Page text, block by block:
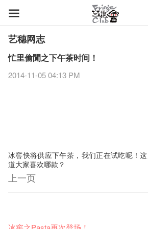
艺穗网志
忙里偷閒之下午茶时间！
2014-11-05 04:13 PM
冰窖快将供应下午茶，我们正在试吃呢！
道大家喜欢哪款？
上一页
01-11-2017
24-07-2017
24-01-2017
16-11-2016
Colette’s?
「百变素食」- Colette's 自助素食午餐
山外山开幕！
艺穗会—星期日的好去处!
新年新景象:D
与冰冰、Benny一起品嚐咖啡！